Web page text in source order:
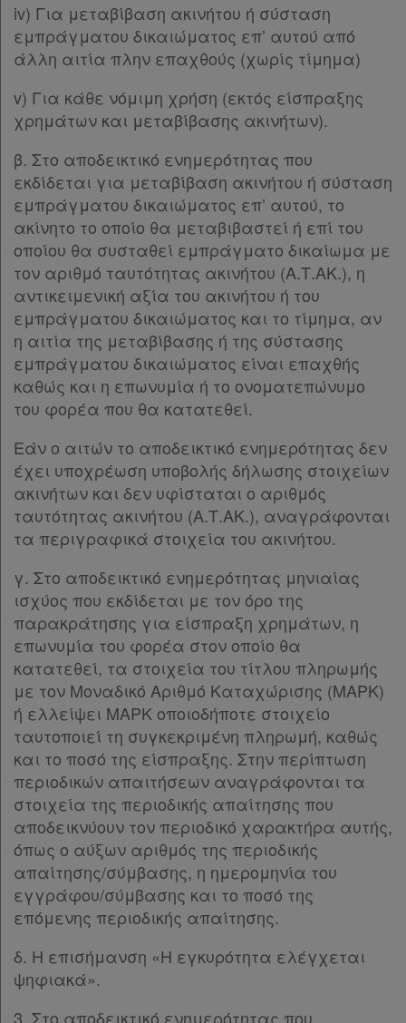
iv) Για μεταβίβαση ακινήτου ή σύσταση
εμπράγματου δικαιώματος επ’ αυτού από
άλλη αιτία πλην επαχθούς (χωρίς τίμημα)
v) Για κάθε νόμιμη χρήση (εκτός είσπραξης
χρημάτων και μεταβίβασης ακινήτων).
β. Στο αποδεικτικό ενημερότητας που
εκδίδεται για μεταβίβαση ακινήτου ή σύσταση
εμπράγματου δικαιώματος επ’ αυτού, το
ακίνητο το οποίο θα μεταβιβαστεί ή επί του
οποίου θα συσταθεί εμπράγματο δικαίωμα με
τον αριθμό ταυτότητας ακινήτου (Α.Τ.ΑΚ.), η
αντικειμενική αξία του ακινήτου ή του
εμπράγματου δικαιώματος και το τίμημα, αν
η αιτία της μεταβίβασης ή της σύστασης
εμπράγματου δικαιώματος είναι επαχθής
καθώς και η επωνυμία ή το ονοματεπώνυμο
του φορέα που θα κατατεθεί.
Εάν ο αιτών το αποδεικτικό ενημερότητας δεν
έχει υποχρέωση υποβολής δήλωσης στοιχείων
ακινήτων και δεν υφίσταται ο αριθμός
ταυτότητας ακινήτου (Α.Τ.ΑΚ.), αναγράφονται
τα περιγραφικά στοιχεία του ακινήτου.
γ. Στο αποδεικτικό ενημερότητας μηνιαίας
ισχύος που εκδίδεται με τον όρο της
παρακράτησης για είσπραξη χρημάτων, η
επωνυμία του φορέα στον οποίο θα
κατατεθεί, τα στοιχεία του τίτλου πληρωμής
με τον Μοναδικό Αριθμό Καταχώρισης (ΜΑΡΚ)
ή ελλείψει ΜΑΡΚ οποιοδήποτε στοιχείο
ταυτοποιεί τη συγκεκριμένη πληρωμή, καθώς
και το ποσό της είσπραξης. Στην περίπτωση
περιοδικών απαιτήσεων αναγράφονται τα
στοιχεία της περιοδικής απαίτησης που
αποδεικνύουν τον περιοδικό χαρακτήρα αυτής,
όπως ο αύξων αριθμός της περιοδικής
απαίτησης/σύμβασης, η ημερομηνία του
εγγράφου/σύμβασης και το ποσό της
επόμενης περιοδικής απαίτησης.
δ. Η επισήμανση «Η εγκυρότητα ελέγχεται
ψηφιακά».
3. Στο αποδεικτικό ενημερότητας που